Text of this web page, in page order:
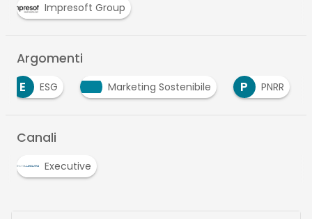
Impresoft Group
Argomenti
E
ESG Marketing Sostenibile P PNRR
Canali
Executive